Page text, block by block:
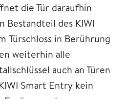
die Tür daraufhin
Bestandteil des KIWI
Türschloss in Berührung
weiterhin alle
auch an Türen
Smart Entry kein